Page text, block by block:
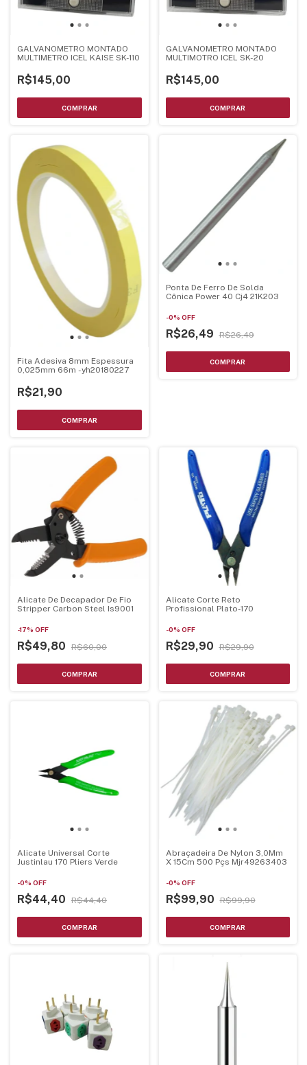
GALVANOMETRO MONTADO
MULTIMETRO ICEL KAISE SK-110
R$145,00
GALVANOMETRO MONTADO
MULTIMOTRO ICEL SK-20
R$145,00
Fita Adesiva 8mm Espessura
0,025mm 66m -yh20180227
R$21,90
Ponta De Ferro De Solda
Cônica Power 40 Cj4 21K203
-0% OFF
R$26,49 R$26,49
Alicate De Decapador De Fio
Stripper Carbon Steel Is9001
-17% OFF
R$49,80 R$60,00
Alicate Corte Reto
Profissional Plato-170
-0% OFF
R$29,90 R$29,90
Alicate Universal Corte
Justinlau 170 Pliers Verde
-0% OFF
R$44,40 R$44,40
Abraçadeira De Nylon 3,0Mm
X 15Cm 500 Pçs Mjr49263403
-0% OFF
R$99,90 R$99,90